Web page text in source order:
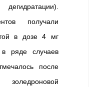
получали
в дозе 4 мг
ряде случаев
после